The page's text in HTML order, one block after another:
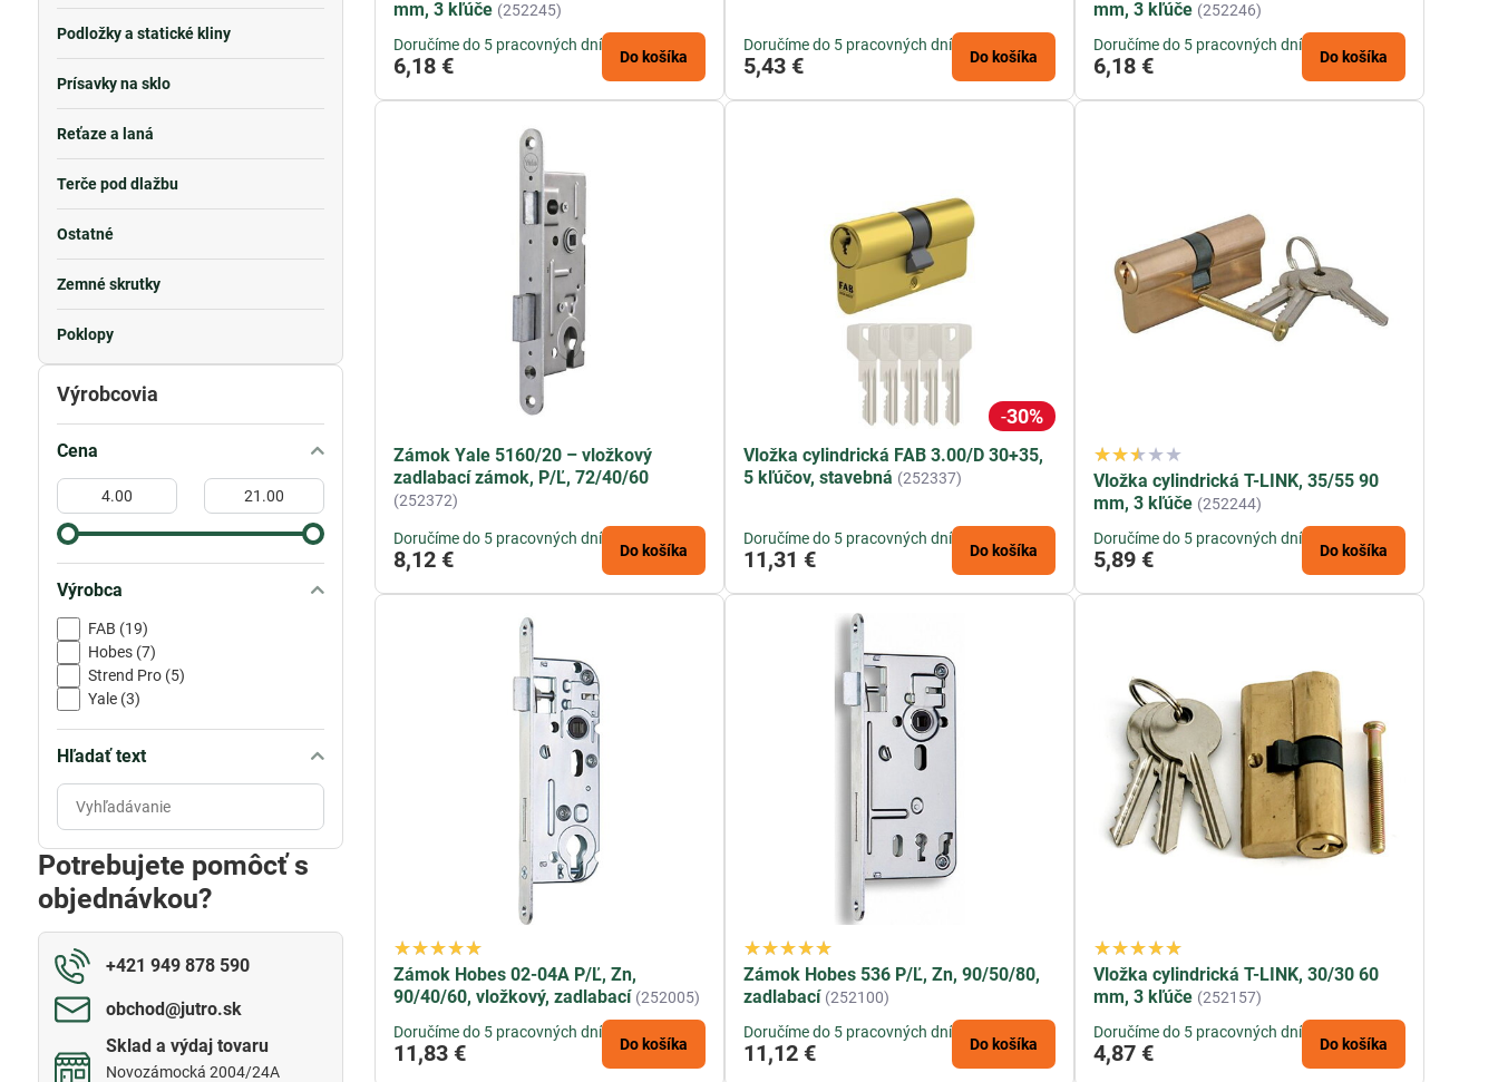
mm, 3 kľúče (252245)
Doručíme do 5 pracovných dní
6,18 € Do košíka
Doručíme do 5 pracovných dní
5,43 € Do košíka
mm, 3 kľúče (252246)
Doručíme do 5 pracovných dní
6,18 € Do košíka
Zámok Yale 5160/20 – vložkový
zadlabací zámok, P/Ľ, 72/40/60
(252372)
Doručíme do 5 pracovných dní
8,12 € Do košíka
30%
Vložka cylindrická FAB 3.00/D 30+35,
5 kľúčov, stavebná (252337)
Doručíme do 5 pracovných dní
11,31 € Do košíka
Vložka cylindrická T-LINK, 35/55 90
mm, 3 kľúče (252244)
Doručíme do 5 pracovných dní
5,89 € Do košíka
Zámok Hobes 02-04A P/Ľ, Zn,
90/40/60, vložkový, zadlabací (252005)
Doručíme do 5 pracovných dní
11,83 € Do košíka
Zámok Hobes 536 P/Ľ, Zn, 90/50/80,
zadlabací (252100)
Doručíme do 5 pracovných dní
11,12 € Do košíka
Vložka cylindrická T-LINK, 30/30 60
mm, 3 kľúče (252157)
Doručíme do 5 pracovných dní
4,87 € Do košíka
Výrobcovia
Cena
Od:
Do:
Výrobca
FAB (19)
Hobes (7)
Strend Pro (5)
Yale (3)
Hľadať text
Prehľadať
výsledky
filtra
fulltextom
Potrebujete pomôcť s
objednávkou?
+421 949 878 590
obchod​@jutro​.sk
Sklad a výdaj tovaru
Novozámocká 2004/24A
Podložky a statické kliny
Prísavky na sklo
Reťaze a laná
Terče pod dlažbu
Ostatné
Zemné skrutky
Poklopy